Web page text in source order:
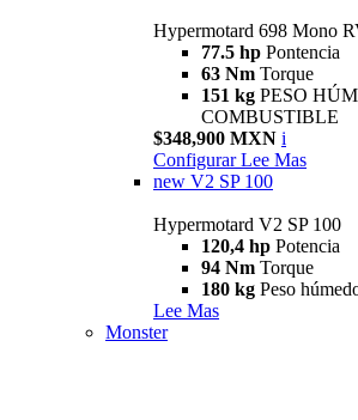
Hypermotard 698 Mono
77.5 hp Pontencia
63 Nm Torque
151 kg PESO
COMBUSTIBLE
$348,900 MXN i
Configurar Lee Mas
new V2 SP 100
Hypermotard V2 SP 100
120,4 hp Potencia
94 Nm Torque
180 kg Peso
Lee Mas
Monster